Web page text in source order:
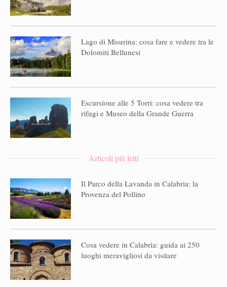
Lago di Misurina: cosa fare e vedere tra le
Dolomiti Bellunesi
Escursione alle 5 Torri: cosa vedere tra
rifugi e Museo della Grande Guerra
Articoli più letti
Il Parco della Lavanda in Calabria: la
Provenza del Pollino
Cosa vedere in Calabria: guida ai 250
luoghi meravigliosi da visitare